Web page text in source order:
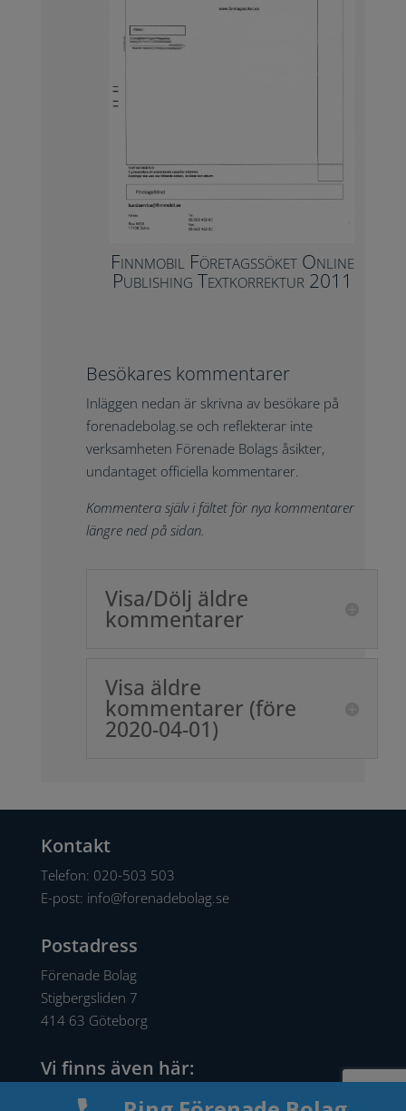
Finnmobil Företagssöket Online
Publishing Textkorrektur 2011
Besökares kommentarer
Inläggen nedan är skrivna av besökare på
forenadebolag.se och reflekterar inte
verksamheten Förenade Bolags åsikter,
undantaget officiella kommentarer.
Kommentera själv i fältet för nya kommentarer
längre ned på sidan.
Visa/Dölj äldre
kommentarer
Visa äldre
kommentarer (före
2020-04-01)
Kontakt
Telefon: 020-503 503
E-post: info@forenadebolag.se
Postadress
Förenade Bolag
Stigbergsliden 7
414 63 Göteborg
Vi finns även här:
Facebook